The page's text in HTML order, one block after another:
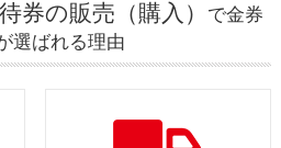
券の販売（購入）
で金券
選ばれる理由